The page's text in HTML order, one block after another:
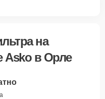
на
Asko в Орле